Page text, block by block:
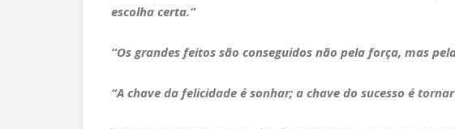
escolha certa.”
“Os grandes feitos são conseguidos não pela força, mas
“A chave da felicidade é sonhar; a chave do sucesso é